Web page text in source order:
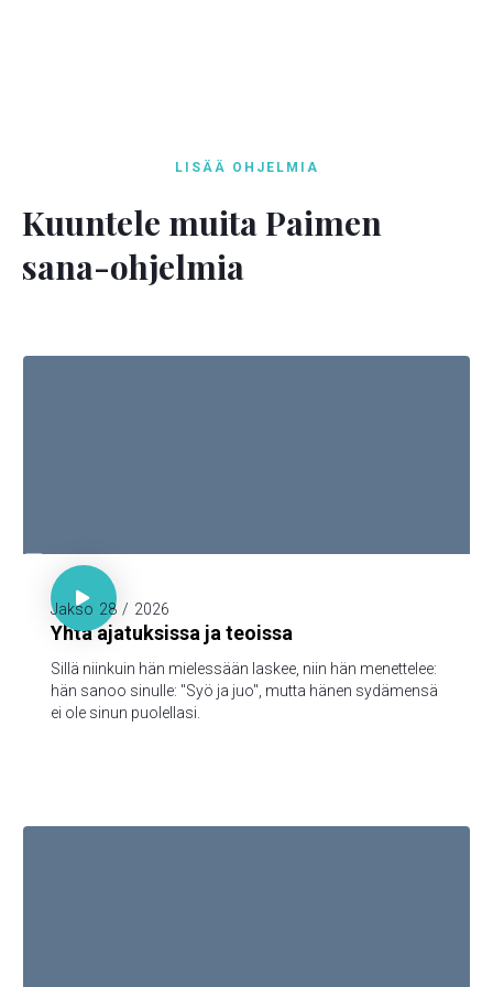
LISÄÄ OHJELMIA
Kuuntele muita Paimen
sana-ohjelmia
Sananl. 23:7

Jakso 28 / 2026
Yhtä ajatuksissa ja teoissa
Sillä niinkuin hän mielessään laskee, niin hän menettelee:
hän sanoo sinulle: "Syö ja juo", mutta hänen sydämensä
ei ole sinun puolellasi.